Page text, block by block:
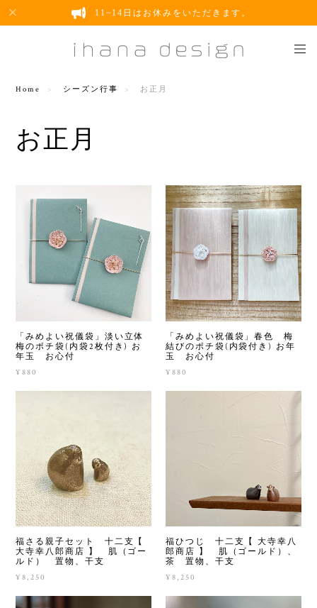
11~14日はお休みをいただきます。
Home シーズン行事 お正月
お正月
「みめよい祝儀袋」淡い立体
梅のポチ袋(内袋2枚付き) お
年玉 お心付
¥880
「みめよい祝儀袋」春色 梅
結びのポチ袋(内袋付き) お年
玉 お心付
¥880
福さる親子セット 十二支【
大寺幸八郎商店 】 肌（ゴー
ルド） 置物、干支
¥8,250
福ひつじ 十二支【 大寺幸八
郎商店 】 肌（ゴールド）、
茶 置物、干支
¥8,250